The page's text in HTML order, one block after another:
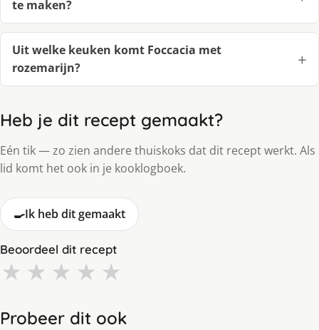
te maken?
Uit welke keuken komt Foccacia met
rozemarijn?
Heb je dit recept gemaakt?
Eén tik — zo zien andere thuiskoks dat dit recept werkt. Als
lid komt het ook in je kooklogboek.
🍳Ik heb dit gemaakt
Beoordeel dit recept
★ ★ ★ ★ ★
Probeer dit ook